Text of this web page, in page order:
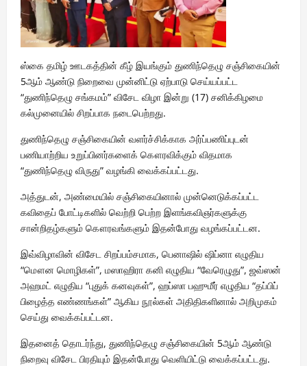
ஸ்கை தமிழ் ஊடகத்தின் கீழ் இயங்கும் துணிந்தெழு சஞ்சிகையின்
5ஆம் ஆண்டு நிறைவை முன்னிட்டு ஏற்பாடு செய்யப்பட்ட
“துணிந்தெழு சங்கமம்” விசேட விழா இன்று (17) சனிக்கிழமை
கல்முனையில் சிறப்பாக நடைபெற்றது.
துணிந்தெழு சஞ்சிகையின் வளர்ச்சிக்காக அர்ப்பணிப்புடன்
பணியாற்றிய உறுப்பினர்களைக் கௌரவிக்கும் விதமாக
“துணிந்தெழு விருது” வழங்கி வைக்கப்பட்டது.
அத்துடன், அண்மையில் சஞ்சிகையினால் முன்னெடுக்கப்பட்ட
கவிதைப் போட்டிகளில் வெற்றி பெற்ற இளங்கவிஞர்களுக்கு
சான்றிதழ்களும் கௌரவங்களும் இதன்போது வழங்கப்பட்டன.
இவ்விழாவின் விசேட சிறப்பம்சமாக, பெனாஷில் ஷிப்னா எழுதிய
“மௌன மொழிகள்”, மஸாஹிரா கனி எழுதிய “வேரெழுது”, ஜவ்ஸன்
அஹமட் எழுதிய “புதுக் கனவுகள்”, ஹப்ஸா பஹுமீர் எழுதிய “தப்பிப்
பிழைத்த எண்ணங்கள்” ஆகிய நூல்கள் அதிதிகளினால் அறிமுகம்
செய்து வைக்கப்பட்டன.
இதனைத் தொடர்ந்து, துணிந்தெழு சஞ்சிகையின் 5ஆம் ஆண்டு
நிறைவு விசேட பிரதியும் இதன்போது வெளியிட்டு வைக்கப்பட்டது.